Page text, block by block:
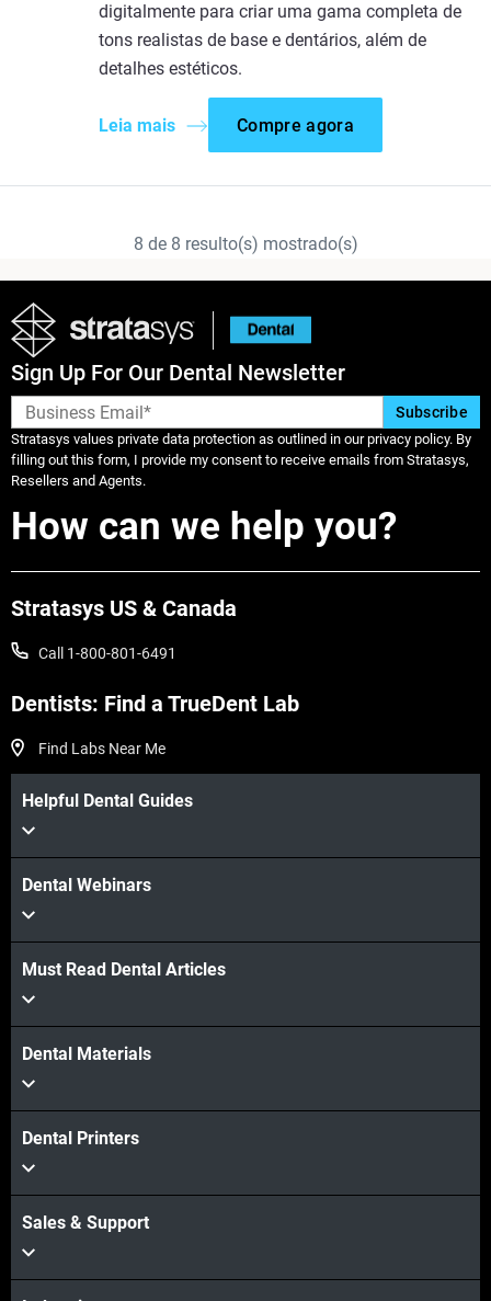
digitalmente para criar uma gama completa de
tons realistas de base e dentários, além de
detalhes estéticos.
Leia mais Compre agora
8 de 8 resulto(s) mostrado(s)
Sign Up For Our Dental Newsletter
Stratasys values private data protection as outlined in our privacy policy. By
filling out this form, I provide my consent to receive emails from Stratasys,
Resellers and Agents.
How can we help you?
Stratasys US & Canada
Call 1-800-801-6491
Dentists: Find a TrueDent Lab
Find Labs Near Me
Helpful Dental Guides
Dental Webinars
Must Read Dental Articles
Dental Materials
Dental Printers
Sales & Support